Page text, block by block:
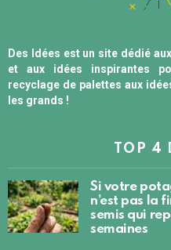
Des Idées est un site dédié
et aux idées inspirantes
recyclage de palettes aux
les grands !
TOP 4
Si votre
n’est pas la
semis qui
semaines